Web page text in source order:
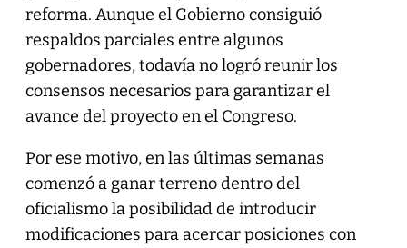
reforma. Aunque el Gobierno consiguió
respaldos parciales entre algunos
gobernadores, todavía no logró reunir los
consensos necesarios para garantizar el
avance del proyecto en el Congreso.
Por ese motivo, en las últimas semanas
comenzó a ganar terreno dentro del
oficialismo la posibilidad de introducir
modificaciones para acercar posiciones con